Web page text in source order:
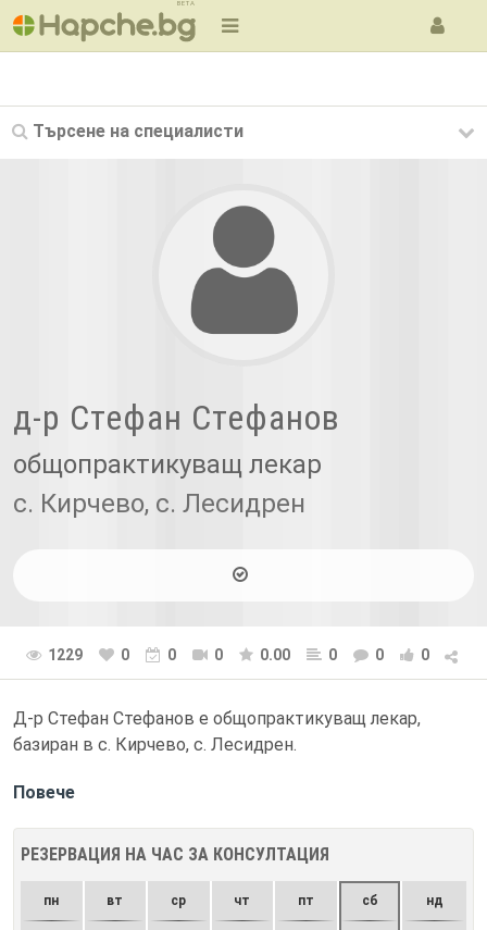
BETA
Търсене на специалисти
д-р Стефан Стефанов
общопрактикуващ лекар
с. Кирчево, с. Лесидрен
1229 0 0 0 0.00 0 0 0
Д-р Стефан Стефанов е общопрактикуващ лекар,
базиран в с. Кирчево, с. Лесидрен.
Повече
РЕЗЕРВАЦИЯ НА ЧАС ЗА КОНСУЛТАЦИЯ
пн вт ср чт пт сб нд